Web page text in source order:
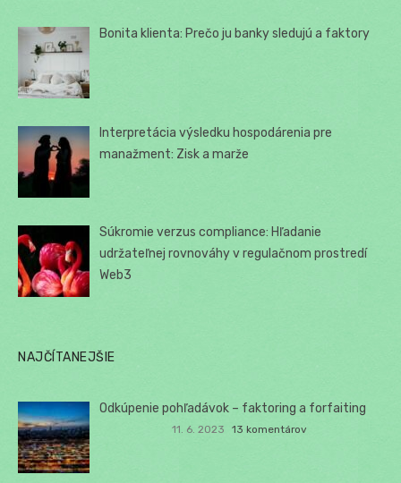
Bonita klienta: Prečo ju banky sledujú a faktory
Interpretácia výsledku hospodárenia pre
manažment: Zisk a marže
Súkromie verzus compliance: Hľadanie
udržateľnej rovnováhy v regulačnom prostredí
Web3
NAJČÍTANEJŠIE
Odkúpenie pohľadávok – faktoring a forfaiting
11. 6. 2023 13 komentárov